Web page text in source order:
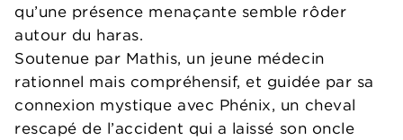
qu’une présence menaçante semble rôder
autour du haras.
Soutenue par Mathis, un jeune médecin
rationnel mais compréhensif, et guidée par sa
connexion mystique avec Phénix, un cheval
rescapé de l’accident qui a laissé son oncle